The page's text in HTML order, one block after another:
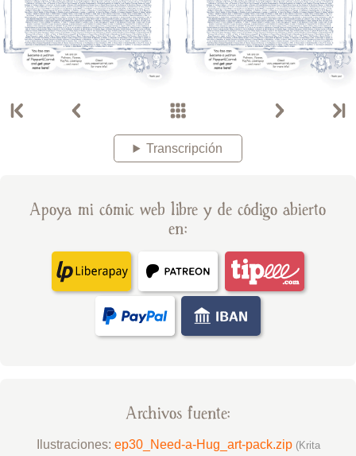
Transcripción
Apoya mi cómic web libre y de código abierto
en:
Archivos fuente:
Ilustraciones: ep30_Need-a-Hug_art-pack.zip (Krita